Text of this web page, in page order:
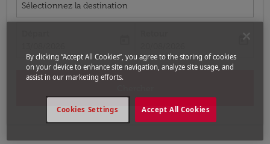
Sélectionnez la destination
today
By clicking “Accept All Cookies”, you agree to the storing of cookies
on your device to enhance site navigation, analyze site usage, and
assist in our marketing efforts.
Accept All Cookies
Cookies Settings